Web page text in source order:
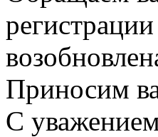
Приносим
С